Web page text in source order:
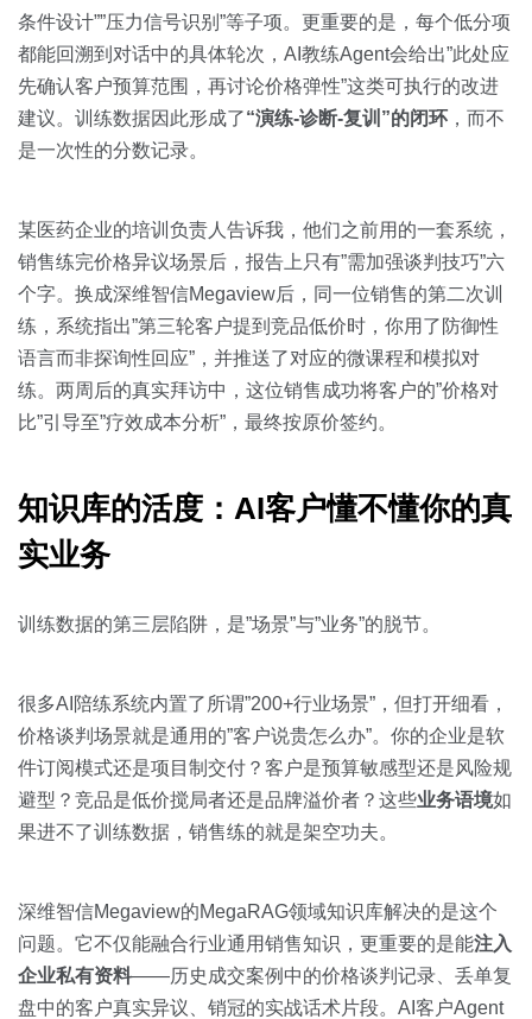
条件设计””压力信号识别”等子项。更重要的是，每个低分项
都能回溯到对话中的具体轮次，AI教练Agent会给出”此处应
先确认客户预算范围，再讨论价格弹性”这类可执行的改进
建议。训练数据因此形成了“演练-诊断-复训”的闭环 ，而不
是一次性的分数记录。
某医药企业的培训负责人告诉我，他们之前用的一套系统，
销售练完价格异议场景后，报告上只有”需加强谈判技巧”六
个字。换成深维智信Megaview后，同一位销售的第二次训
练，系统指出”第三轮客户提到竞品低价时，你用了防御性
语言而非探询性回应”，并推送了对应的微课程和模拟对
练。两周后的真实拜访中，这位销售成功将客户的”价格对
比”引导至”疗效成本分析”，最终按原价签约。
知识库的活度：AI客户懂不懂你的真
实业务
训练数据的第三层陷阱，是”场景”与”业务”的脱节。
很多AI陪练系统内置了所谓”200+行业场景”，但打开细看，
价格谈判场景就是通用的”客户说贵怎么办”。你的企业是软
件订阅模式还是项目制交付？客户是预算敏感型还是风险规
避型？竞品是低价搅局者还是品牌溢价者？这些业务语境如
果进不了训练数据，销售练的就是架空功夫。
深维智信Megaview的MegaRAG领域知识库解决的是这个
问题。它不仅能融合行业通用销售知识，更重要的是能注入
企业私有资料——历史成交案例中的价格谈判记录、丢单复
盘中的客户真实异议、销冠的实战话术片段。AI客户Agent